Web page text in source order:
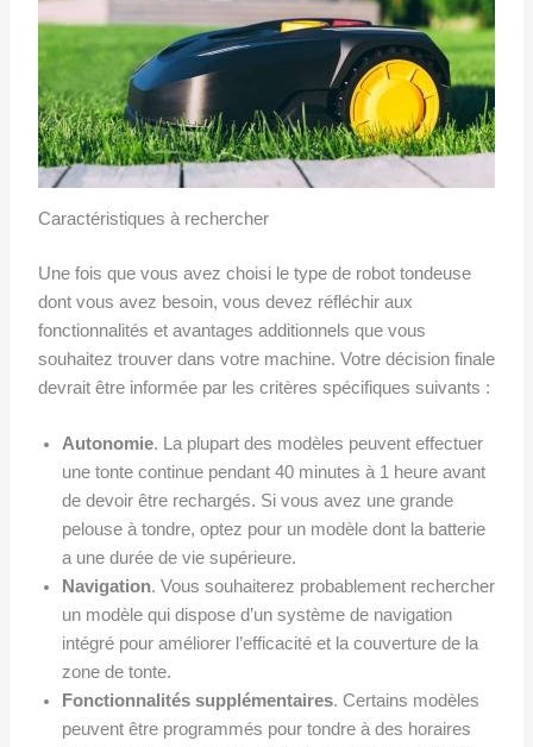
Caractéristiques à rechercher
Une fois que vous avez choisi le type de robot tondeuse
dont vous avez besoin, vous devez réfléchir aux
fonctionnalités et avantages additionnels que vous
souhaitez trouver dans votre machine. Votre décision finale
devrait être informée par les critères spécifiques suivants :
Autonomie. La plupart des modèles peuvent effectuer
une tonte continue pendant 40 minutes à 1 heure avant
de devoir être rechargés. Si vous avez une grande
pelouse à tondre, optez pour un modèle dont la batterie
a une durée de vie supérieure.
Navigation. Vous souhaiterez probablement rechercher
un modèle qui dispose d’un système de navigation
intégré pour améliorer l’efficacité et la couverture de la
zone de tonte.
Fonctionnalités supplémentaires. Certains modèles
peuvent être programmés pour tondre à des horaires